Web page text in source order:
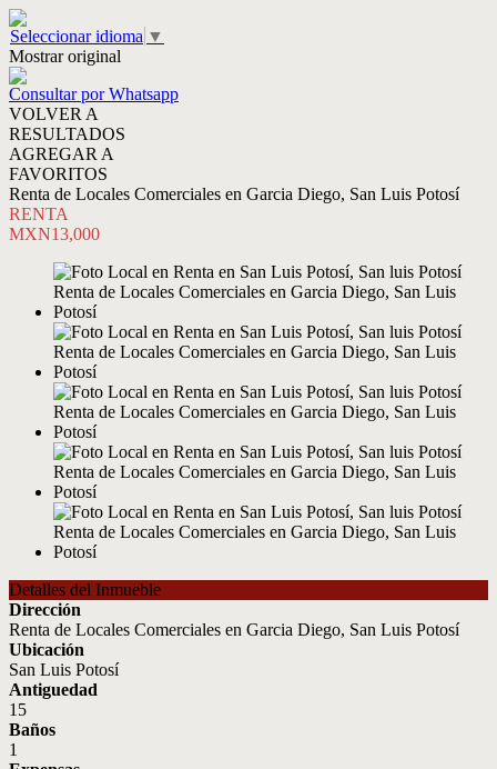
Seleccionar idioma ▼
Mostrar original
Consultar por Whatsapp
VOLVER A
RESULTADOS
AGREGAR A
FAVORITOS
Renta de Locales Comerciales en Garcia Diego, San Luis Potosí
RENTA
MXN13,000
Detalles del Inmueble
Dirección
Renta de Locales Comerciales en Garcia Diego, San Luis Potosí
Ubicación
San Luis Potosí
Antiguedad
15
Baños
1